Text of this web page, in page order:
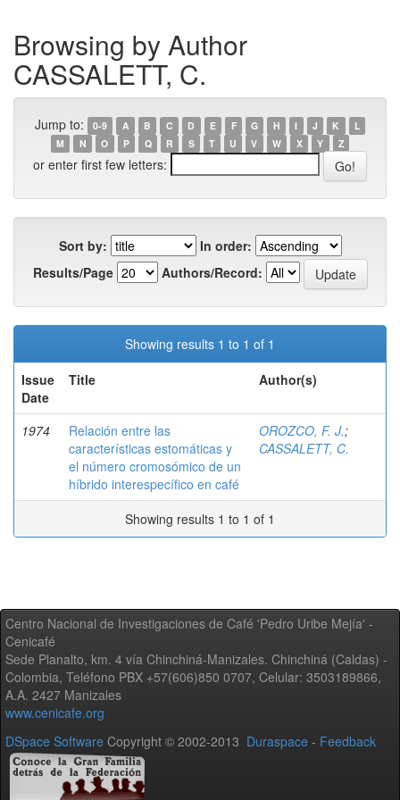
Browsing by Author
CASSALETT, C.
Jump to: 0-9 A B C D E F G H I J K
L
M
N O P Q R S T U V W X Y Z
or enter first few letters:
Sort by:
In order:
Results/Page
Authors/Record:
Showing results 1 to 1 of 1
Issue
Date
Title Author(s)
1974
Relación entre las
características estomáticas y
el número cromosómico de un
híbrido interespecífico en café
OROZCO, F. J.;
CASSALETT, C.
Showing results 1 to 1 of 1
Centro Nacional de Investigaciones de Café 'Pedro Uribe Mejía' -
Cenicafé
Sede Planalto, km. 4 vía Chinchiná-Manizales. Chinchiná (Caldas) -
Colombia, Teléfono PBX +57(606)850 0707, Celular: 3503189866,
A.A. 2427 Manizales
www.cenicafe.org
DSpace Software Copyright © 2002-2013 Duraspace - Feedback